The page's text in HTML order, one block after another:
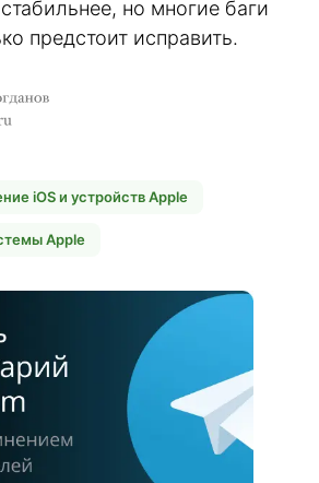
но многие баги
предстоит исправить.
iOS и устройств Apple
Apple